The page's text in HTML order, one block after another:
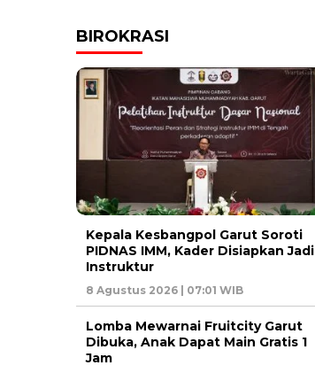
BIROKRASI
Kepala Kesbangpol Garut Soroti
PIDNAS IMM, Kader Disiapkan Jadi
Instruktur
8 Agustus 2026 | 07:01 WIB
Lomba Mewarnai Fruitcity Garut
Dibuka, Anak Dapat Main Gratis 1
Jam